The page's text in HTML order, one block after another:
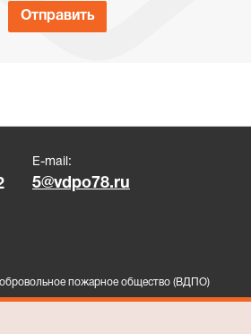
пожарное общество (ВДПО)
E-mail:
5@vdpo78.ru